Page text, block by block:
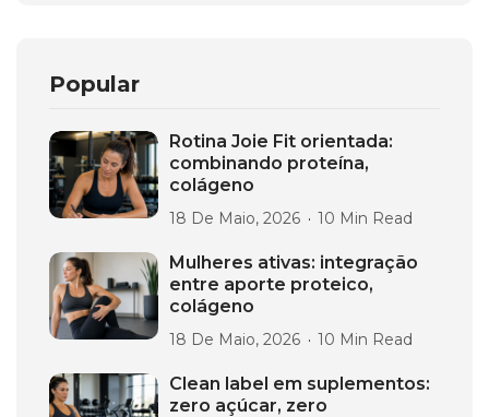
Popular
Rotina Joie Fit orientada:
combinando proteína,
colágeno
18 De Maio, 2026 10 Min Read
Mulheres ativas: integração
entre aporte proteico,
colágeno
18 De Maio, 2026 10 Min Read
Clean label em suplementos:
zero açúcar, zero